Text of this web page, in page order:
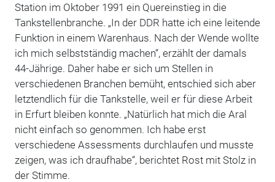
Station im Oktober 1991 ein Quereinstieg in die
Tankstellenbranche. „In der DDR hatte ich eine leitende
Funktion in einem Warenhaus. Nach der Wende wollte
ich mich selbstständig machen“, erzählt der damals
44-Jährige. Daher habe er sich um Stellen in
verschiedenen Branchen bemüht, entschied sich aber
letztendlich für die Tankstelle, weil er für diese Arbeit
in Erfurt bleiben konnte. „Natürlich hat mich die Aral
nicht einfach so genommen. Ich habe erst
verschiedene Assessments durchlaufen und musste
zeigen, was ich draufhabe“, berichtet Rost mit Stolz in
der Stimme.